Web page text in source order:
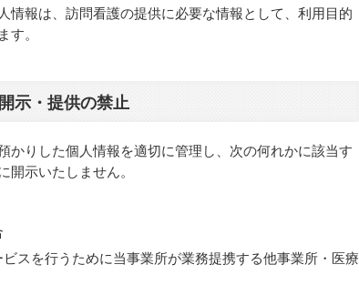
情報は、訪問看護の提供に必要な情報として、利用目的
す。
示・提供の禁止
かりした個人情報を適切に管理し、次の何れかに該当す
開示いたしません。
スを行うために当事業所が業務提携する他事業所・医療